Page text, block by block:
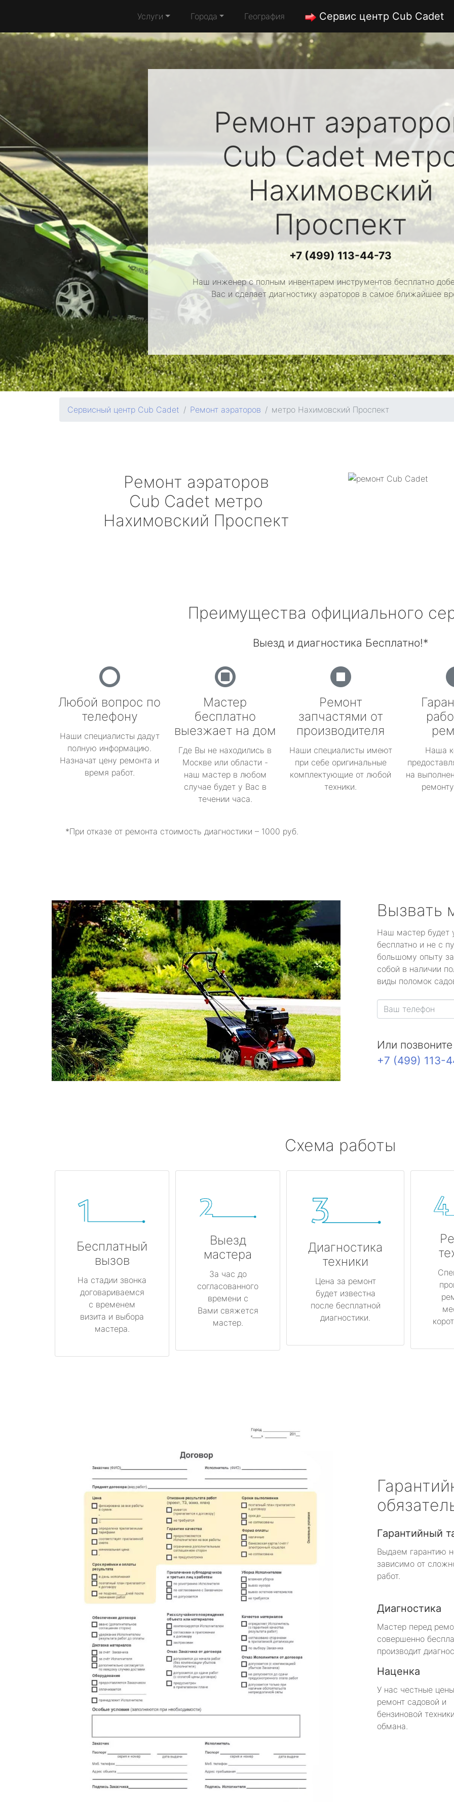
Услуги Города География Сервис центр Cub Cadet
Ремонт
Cub Cadet
Нахимовский
Проспект
+7 (499) 113-44-73
Наш инженер с полным инвентарем инструментов бесплатно
Вас и сделает диагностику аэраторов в самое ближайшее
Сервисный центр Cub Cadet Ремонт аэраторов метро Нахимовский Проспект
Ремонт аэраторов
Cub Cadet метро
Нахимовский Проспект
Преимущества официального
Выезд и диагностика Бесплатно!*
Любой вопрос по
телефону
Наши специалисты дадут
полную информацию.
Назначат цену ремонта и
время работ.
Мастер
бесплатно
выезжает на дом
Где Вы не находились в
Москве или области -
наш мастер в любом
случае будет у Вас в
течении часа.
Ремонт
запчастями от
производителя
Наши специалисты имеют
при себе оригинальные
комплектующие от любой
техники.
Наша
на
*При отказе от ремонта стоимость диагностики – 1000 руб.
Вызвать
Наш мастер будет
бесплатно и не с
большому опыту
собой в наличии
виды поломок
Или
+7 (499) 113-
Схема работы
Бесплатный
вызов
На стадии звонка
договариваемся
с временем
визита и выбора
мастера.
Выезд
мастера
За час до
согласованного
времени с
Вами свяжется
мастер.
Диагностика
техники
Цена за ремонт
будет известна
после бесплатной
диагностики.
Гарантийный
Выдаем гарантию
зависимо от
работ.
Диагностика
Мастер перед
совершенно
производит
Наценка
У нас честные
ремонт садовой и
бензиновой
обмана.